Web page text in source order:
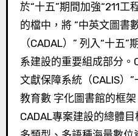
於“十五”期間加強“211工
的檔中，將 “中英文圖書
（CADAL）” 列入“十五”
系建設的重要組成部分。
文獻保障系統（CALIS）
教育數 字化圖書館的框架
CADAL專案建設的總體